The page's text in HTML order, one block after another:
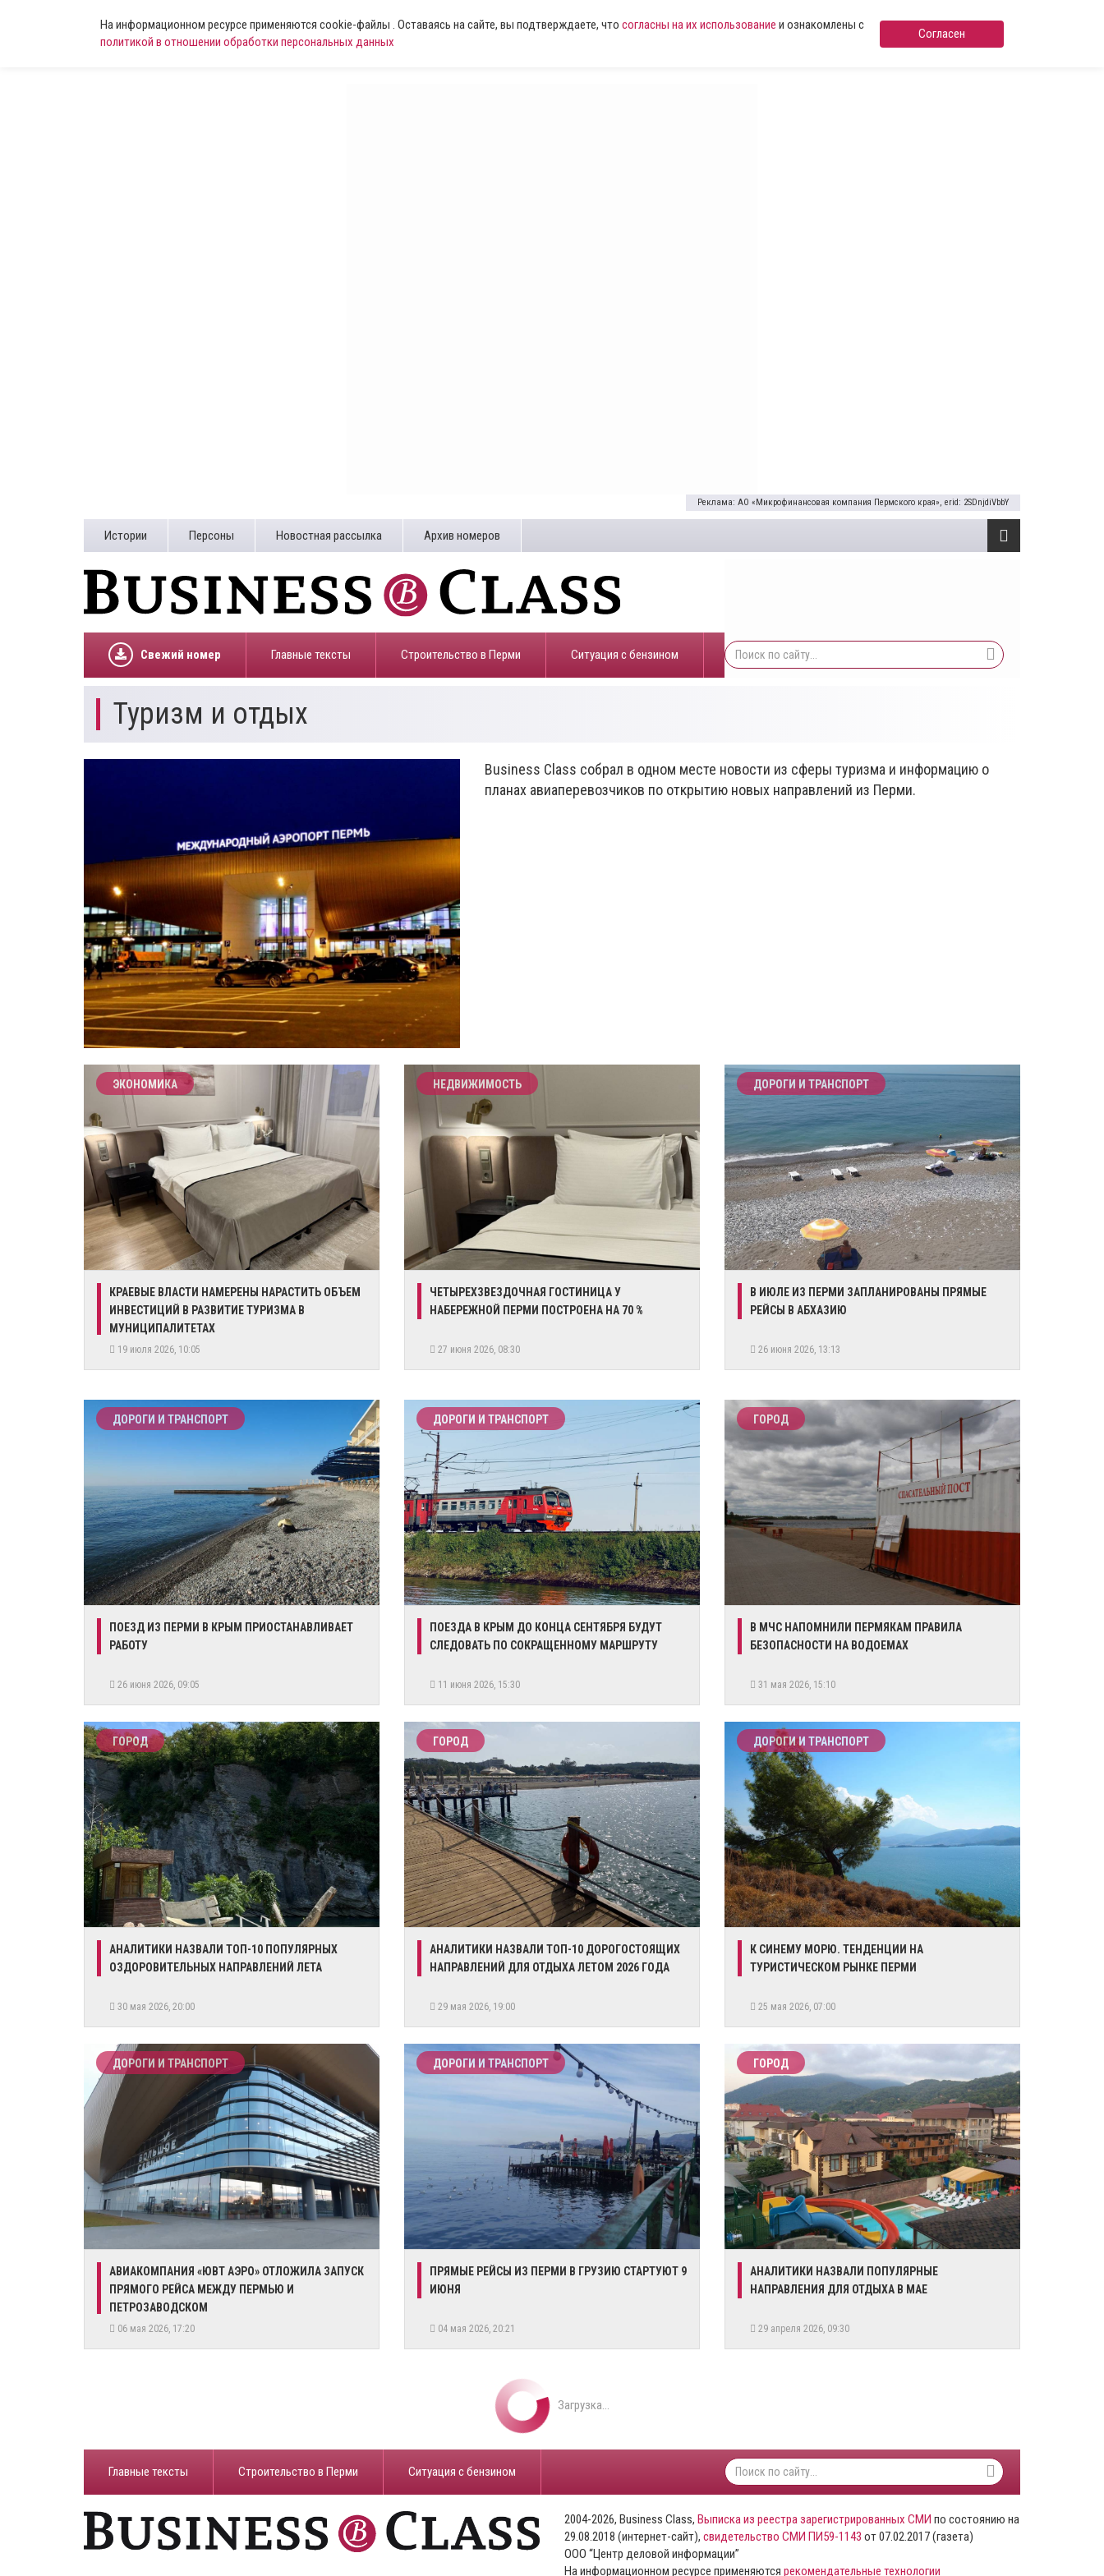
На информационном ресурсе применяются cookie-файлы . Оставаясь на сайте, вы подтверждаете, что согласны на их использование и ознакомлены с
политикой в отношении обработки персональных данных
Согласен
Реклама: АО «Микрофинансовая компания Пермского края», erid: 2SDnjdiVbbY
Истории Персоны Новостная рассылка Архив номеров
Свежий номер Главные тексты Строительство в Перми ​Ситуация с бензином
Туризм и отдых
Business Class собрал в одном месте новости из сферы туризма и информацию о
планах авиаперевозчиков по открытию новых направлений из Перми.
ЭКОНОМИКА
КРАЕВЫЕ ВЛАСТИ НАМЕРЕНЫ НАРАСТИТЬ ОБЪЕМ
ИНВЕСТИЦИЙ В РАЗВИТИЕ ТУРИЗМА В
МУНИЦИПАЛИТЕТАХ
19 июля 2026, 10:05
НЕДВИЖИМОСТЬ
​ЧЕТЫРЕХЗВЕЗДОЧНАЯ ГОСТИНИЦА У
НАБЕРЕЖНОЙ ПЕРМИ ПОСТРОЕНА НА 70 %
27 июня 2026, 08:30
ДОРОГИ И ТРАНСПОРТ
​В ИЮЛЕ ИЗ ПЕРМИ ЗАПЛАНИРОВАНЫ ПРЯМЫЕ
РЕЙСЫ В АБХАЗИЮ
26 июня 2026, 13:13
ДОРОГИ И ТРАНСПОРТ
​ПОЕЗД ИЗ ПЕРМИ В КРЫМ ПРИОСТАНАВЛИВАЕТ
РАБОТУ
26 июня 2026, 09:05
ДОРОГИ И ТРАНСПОРТ
ПОЕЗДА В КРЫМ ДО КОНЦА СЕНТЯБРЯ БУДУТ
СЛЕДОВАТЬ ПО СОКРАЩЕННОМУ МАРШРУТУ
11 июня 2026, 15:30
ГОРОД
В МЧС НАПОМНИЛИ ПЕРМЯКАМ ПРАВИЛА
БЕЗОПАСНОСТИ НА ВОДОЕМАХ
31 мая 2026, 15:10
ГОРОД
АНАЛИТИКИ НАЗВАЛИ ТОП-10 ПОПУЛЯРНЫХ
ОЗДОРОВИТЕЛЬНЫХ НАПРАВЛЕНИЙ ЛЕТА
30 мая 2026, 20:00
ГОРОД
АНАЛИТИКИ НАЗВАЛИ ТОП-10 ДОРОГОСТОЯЩИХ
НАПРАВЛЕНИЙ ДЛЯ ОТДЫХА ЛЕТОМ 2026 ГОДА
29 мая 2026, 19:00
ДОРОГИ И ТРАНСПОРТ
К СИНЕМУ МОРЮ. ТЕНДЕНЦИИ НА
ТУРИСТИЧЕСКОМ РЫНКЕ ПЕРМИ
25 мая 2026, 07:00
ДОРОГИ И ТРАНСПОРТ
АВИАКОМПАНИЯ «ЮВТ АЭРО» ОТЛОЖИЛА ЗАПУСК
ПРЯМОГО РЕЙСА МЕЖДУ ПЕРМЬЮ И
ПЕТРОЗАВОДСКОМ
06 мая 2026, 17:20
ДОРОГИ И ТРАНСПОРТ
​ПРЯМЫЕ РЕЙСЫ ИЗ ПЕРМИ В ГРУЗИЮ СТАРТУЮТ 9
ИЮНЯ
04 мая 2026, 20:21
ГОРОД
АНАЛИТИКИ НАЗВАЛИ ПОПУЛЯРНЫЕ
НАПРАВЛЕНИЯ ДЛЯ ОТДЫХА В МАЕ
29 апреля 2026, 09:30
Загрузка...
Главные тексты Строительство в Перми ​Ситуация с бензином
2004-2026, Business Class, Выписка из реестра зарегистрированных СМИ по состоянию на
29.08.2018 (интернет-сайт), свидетельство СМИ ПИ59-1143 от 07.02.2017 (газета)
ООО “Центр деловой информации”
На информационном ресурсе применяются рекомендательные технологии